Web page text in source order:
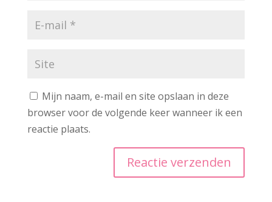
Mijn naam, e-mail en site opslaan in deze
browser voor de volgende keer wanneer ik een
reactie plaats.